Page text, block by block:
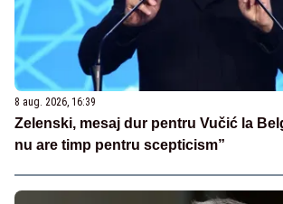
8 aug. 2026, 16:39
Zelenski, mesaj dur pentru Vučić la
nu are timp pentru scepticism”